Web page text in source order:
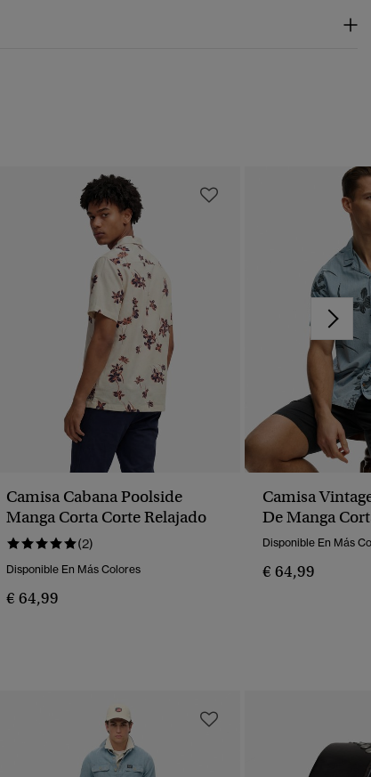
Camisa Cabana Poolside
Manga Corta Corte Relajado
(2)
Disponible En Más Colores
€ 64,99
Camisa
De Manga
Disponible En Más
€ 64,99